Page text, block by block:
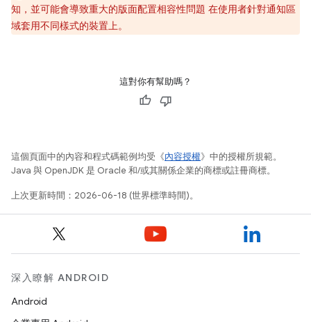
知，並可能會導致重大的版面配置相容性問題 在使用者針對通知區
域套用不同樣式的裝置上。
這對你有幫助嗎？
這個頁面中的內容和程式碼範例均受《內容授權》中的授權所規範。
Java 與 OpenJDK 是 Oracle 和/或其關係企業的商標或註冊商標。
上次更新時間：2026-06-18 (世界標準時間)。
深入瞭解 ANDROID
Android